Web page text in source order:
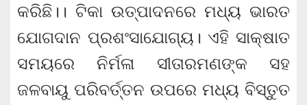
କରିଛି।। ଟିକା ଉତ୍ପାଦନରେ ମଧ୍ୟ ଭାରତ
ଯୋଗଦାନ ପ୍ରଶଂସାଯୋଗ୍ୟ। ଏହି ସାକ୍ଷାତ
ସମୟରେ ନିର୍ମଳା ସୀତାରମଣଙ୍କ ସହ
ଜଳବାୟୁ ପରିବର୍ତ୍ତନ ଉପରେ ମଧ୍ୟ ବିସ୍ତୁତ